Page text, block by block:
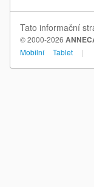
Tato informační
© 2000-2026
Mobilní
Tablet |